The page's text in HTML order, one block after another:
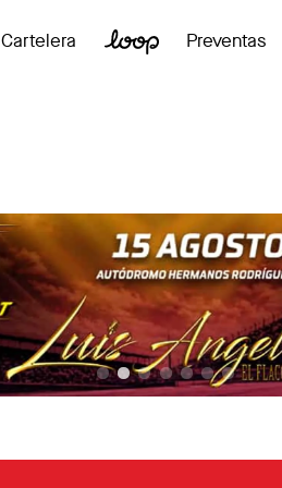
Cartelera Preventas